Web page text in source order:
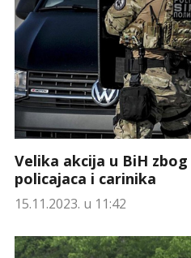
Velika akcija u BiH
policajaca i carinika
15.11.2023. u 11:42